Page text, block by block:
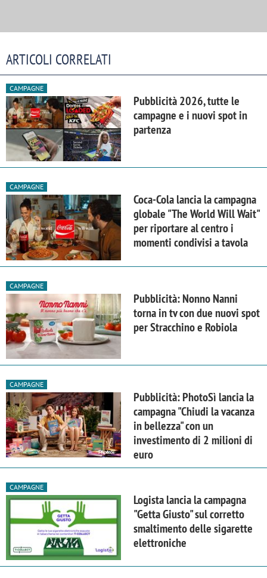
ARTICOLI CORRELATI
CAMPAGNE
Pubblicità 2026, tutte le
campagne e i nuovi spot in
partenza
CAMPAGNE
Coca-Cola lancia la campagna
globale "The World Will Wait"
per riportare al centro i
momenti condivisi a tavola
CAMPAGNE
Pubblicità: Nonno Nanni
torna in tv con due nuovi spot
per Stracchino e Robiola
CAMPAGNE
Pubblicità: PhotoSì lancia la
campagna "Chiudi la vacanza
in bellezza" con un
investimento di 2 milioni di
euro
CAMPAGNE
Logista lancia la campagna
"Getta Giusto" sul corretto
smaltimento delle sigarette
elettroniche